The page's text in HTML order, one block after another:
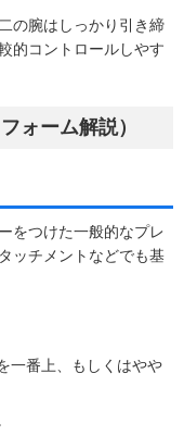
の腕はしっかり引き締
的コントロールしやす
ォーム解説）
をつけた一般的なプレ
ッチメントなどでも基
一番上、もしくはやや